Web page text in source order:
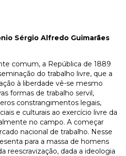
Sérgio Alfredo Guimarães
comum, a República de 1889
do trabalho livre, que a
à liberdade vê-se mesmo
formas de trabalho servil,
constrangimentos legais,
e culturais ao exercício livre da
no campo. A começar
nacional de trabalho. Nesse
para a massa de homens
reescravização, dada a ideologia